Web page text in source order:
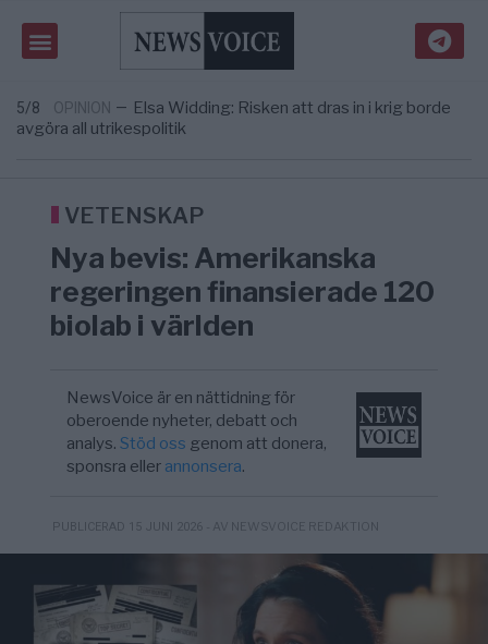
3/8 AFRIKA
Massiv anstormning till Ceuta – Misstankar
om amerikansk påverkan
UNITED STATES
Tucker Carlson: ”It’s Time to Save
5/8 OPINION — Elsa Widding: Risken att dras in i krig borde
avgöra all utrikespolitik
geografiskt apartheidsystem
om amerikansk påverkan
UNITED STATES — Tucker Carlson: ”It’s Time to Save
America” – Finally
VETENSKAP
Nya bevis: Amerikanska
regeringen finansierade 120
biolab i världen
NewsVoice är en nättidning för
oberoende nyheter, debatt och
analys.Stöd oss genom att donera,
sponsra eller annonsera.
PUBLICERAD 15 JUNI 2026 - AV NEWSVOICE REDAKTION